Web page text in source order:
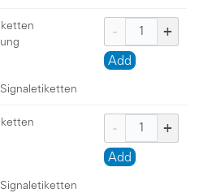
Signaletiketten
Add
Signaletiketten
Add